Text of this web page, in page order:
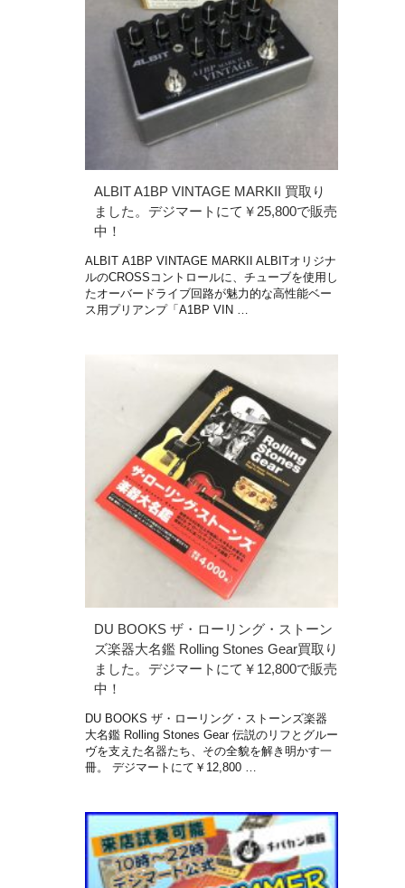
ALBIT A1BP VINTAGE MARKII 買取り
ました。デジマートにて￥25,800で販売
中！
ALBIT A1BP VINTAGE MARKII ALBITオリジナ
ルのCROSSコントロールに、チューブを使用し
たオーバードライブ回路が魅力的な高性能ベー
ス用プリアンプ「A1BP VIN …
DU BOOKS ザ・ローリング・ストーン
ズ楽器大名鑑 Rolling Stones Gear買取り
ました。デジマートにて￥12,800で販売
中！
DU BOOKS ザ・ローリング・ストーンズ楽器
大名鑑 Rolling Stones Gear 伝説のリフとグルー
ヴを支えた名器たち、その全貌を解き明かす一
冊。 デジマートにて￥12,800 …